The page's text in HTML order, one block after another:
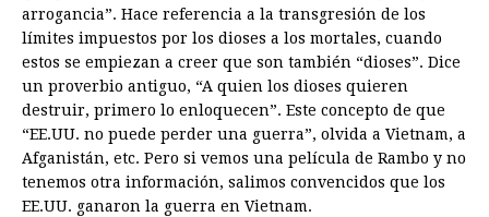
arrogancia”. Hace referencia a la transgresión de los
límites impuestos por los dioses a los mortales, cuando
estos se empiezan a creer que son también “dioses”. Dice
un proverbio antiguo, “A quien los dioses quieren
destruir, primero lo enloquecen”. Este concepto de que
“EE.UU. no puede perder una guerra”, olvida a Vietnam, a
Afganistán, etc. Pero si vemos una película de Rambo y no
tenemos otra información, salimos convencidos que los
EE.UU. ganaron la guerra en Vietnam.